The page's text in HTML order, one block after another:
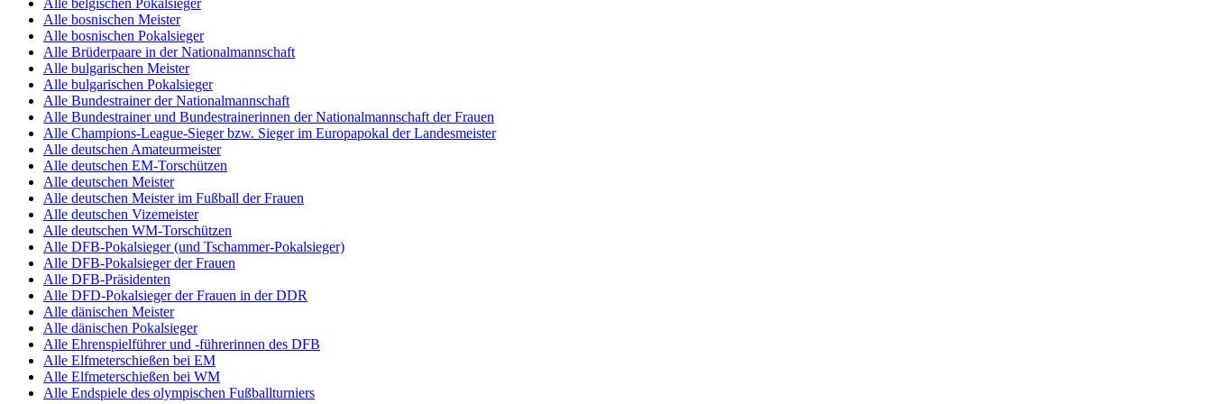
Alle belgischen Pokalsieger
Alle bosnischen Meister
Alle bosnischen Pokalsieger
Alle Brüderpaare in der Nationalmannschaft
Alle bulgarischen Meister
Alle bulgarischen Pokalsieger
Alle Bundestrainer der Nationalmannschaft
Alle Bundestrainer und Bundestrainerinnen der Nationalmannschaft der Frauen
Alle Champions-League-Sieger bzw. Sieger im Europapokal der Landesmeister
Alle deutschen Amateurmeister
Alle deutschen EM-Torschützen
Alle deutschen Meister
Alle deutschen Meister im Fußball der Frauen
Alle deutschen Vizemeister
Alle deutschen WM-Torschützen
Alle DFB-Pokalsieger (und Tschammer-Pokalsieger)
Alle DFB-Pokalsieger der Frauen
Alle DFB-Präsidenten
Alle DFD-Pokalsieger der Frauen in der DDR
Alle dänischen Meister
Alle dänischen Pokalsieger
Alle Ehrenspielführer und -führerinnen des DFB
Alle Elfmeterschießen bei EM
Alle Elfmeterschießen bei WM
Alle Endspiele des olympischen Fußballturniers